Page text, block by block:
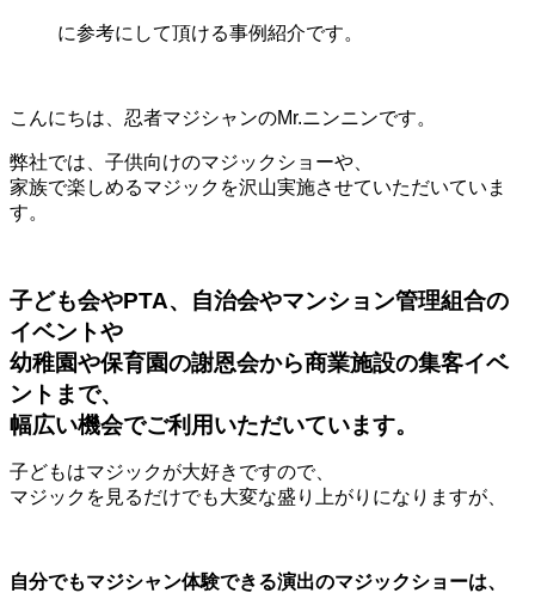
に参考にして頂ける事例紹介です。
こんにちは、忍者マジシャンのMr.ニンニンです。
弊社では、子供向けのマジックショーや、
家族で楽しめるマジックを沢山実施させていただいていま
す。
子ども会やPTA、自治会やマンション管理組合の
イベントや
幼稚園や保育園の謝恩会から商業施設の集客イベ
ントまで、
幅広い機会でご利用いただいています。
子どもはマジックが大好きですので、
マジックを見るだけでも大変な盛り上がりになりますが、
自分でもマジシャン体験できる演出のマジックショーは、